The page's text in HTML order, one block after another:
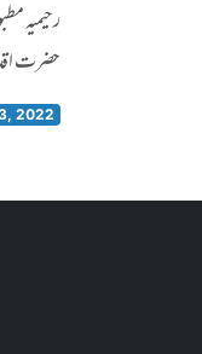
رحیمیہ
حضرت
2022